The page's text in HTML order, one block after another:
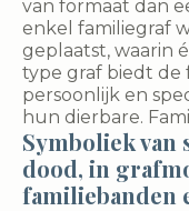
van formaat dan
enkel familiegraf
geplaatst, waarin
type graf biedt de
persoonlijk en
hun dierbare.
Symboliek van
dood, in
familiebanden